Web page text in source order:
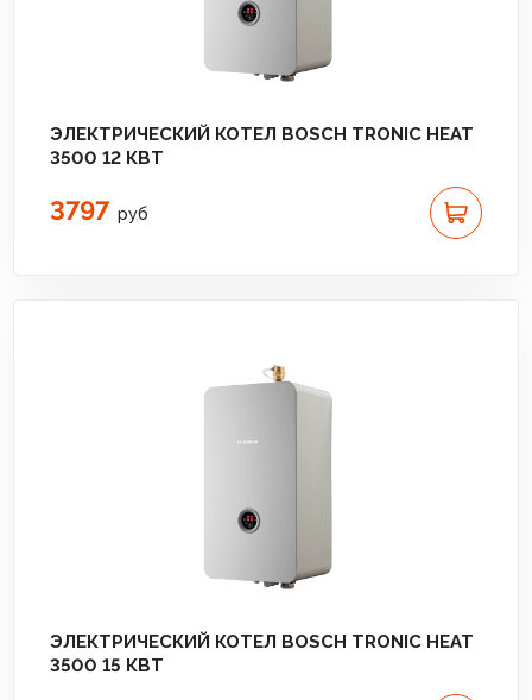
ЭЛЕКТРИЧЕСКИЙ КОТЕЛ BOSCH TRONIC HEAT
3500 12 КВТ
3797 руб
ЭЛЕКТРИЧЕСКИЙ КОТЕЛ BOSCH TRONIC HEAT
3500 15 КВТ